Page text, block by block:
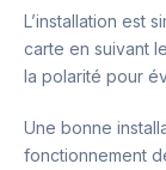
L’installation est
carte en suivant
la polarité pour
Une bonne
fonctionnement